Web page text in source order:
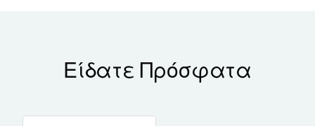
Είδατε Πρόσφατα